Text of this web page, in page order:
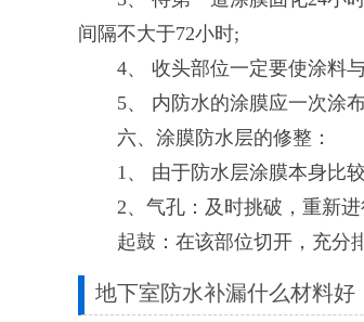
间隔不大于72小时;
4、 收头部位一定要使涂料与
5、 内防水的涂膜应一次涂布
六、涂膜防水层的修整：
1、 由于防水层涂膜本身比较
2、气孔：及时挑破，重新进
起鼓：在该部位切开，充分排
地下室防水补漏什么材料好